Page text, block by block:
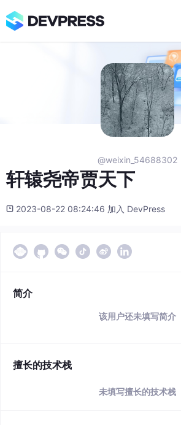
@weixin_54688302
轩辕尧帝贾天下
2023-08-22 08:24:46 加入 DevPress
简介
该用户还未填写简介
擅长的技术栈
未填写擅长的技术栈